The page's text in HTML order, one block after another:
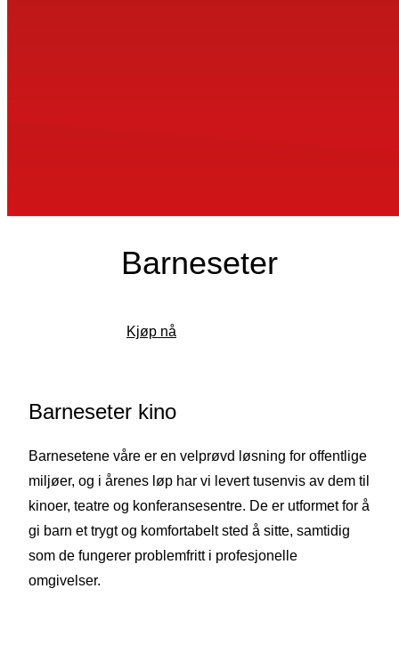
Barneseter
Kjøp nå
Barneseter kino
Barnesetene våre er en velprøvd løsning for offentlige
miljøer, og i årenes løp har vi levert tusenvis av dem til
kinoer, teatre og konferansesentre. De er utformet for å
gi barn et trygt og komfortabelt sted å sitte, samtidig
som de fungerer problemfritt i profesjonelle
omgivelser.